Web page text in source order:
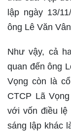
lập ngày 13/
ông Lê Văn
Như vậy, cả
quan đến ông
Vọng còn là
CTCP Lã
với vốn điều lệ
sáng lập khác